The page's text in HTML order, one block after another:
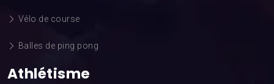
Vélo de course
Balles de ping pong
Athlétisme